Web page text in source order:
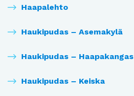
Haapalehto
Haukipudas – Asemakylä
Haukipudas – Haapakangas
Haukipudas – Keiska